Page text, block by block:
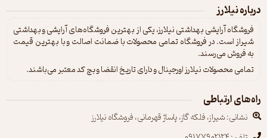
درباره نیلارز
فروشگاه آرایشی بهداشتی نیلارز، یکی از بهترین فروشگاه‌های آرایشی و بهداشتی
شیراز است. در فروشگاه تمامی محصولات با ضمانت اصالت و با بهترین قیمت
به فروش می‌رسند.
تمامی محصولات نیلارز اورجینال و دارای تاریخ انقضا و بچ کد معتبر می‌باشند.
راه‌های ارتباطی
نشانی: شیراز، فلکه گاز، پاساژ قهرمانی، فروشگاه نیلارز